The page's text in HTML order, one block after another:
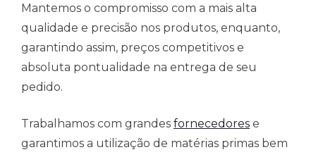
Mantemos o compromisso com a mais alta
qualidade e precisão nos produtos, enquanto,
garantindo assim, preços competitivos e
absoluta pontualidade na entrega de seu
pedido.
Trabalhamos com grandes fornecedores e
garantimos a utilização de matérias primas bem